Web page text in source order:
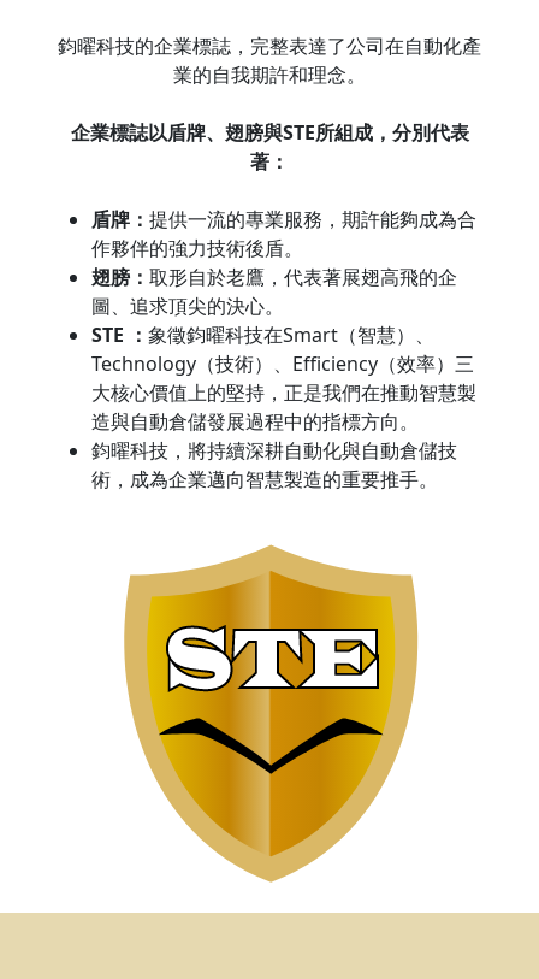
鈞曜科技的企業標誌，完整表達了公司在自動化產
業的自我期許和理念。
企業標誌以盾牌、翅膀與STE所組成，分別代表
著：
盾牌： 提供一流的專業服務，期許能夠成為合
作夥伴的強力技術後盾。
翅膀： 取形自於老鷹，代表著展翅高飛的企
圖、追求頂尖的決心。
STE ： 象徵鈞曜科技在Smart（智慧）、
Technology（技術）、Efficiency（效率）三
大核心價值上的堅持，正是我們在推動智慧製
造與自動倉儲發展過程中的指標方向。
鈞曜科技，將持續深耕自動化與自動倉儲技
術，成為企業邁向智慧製造的重要推手。